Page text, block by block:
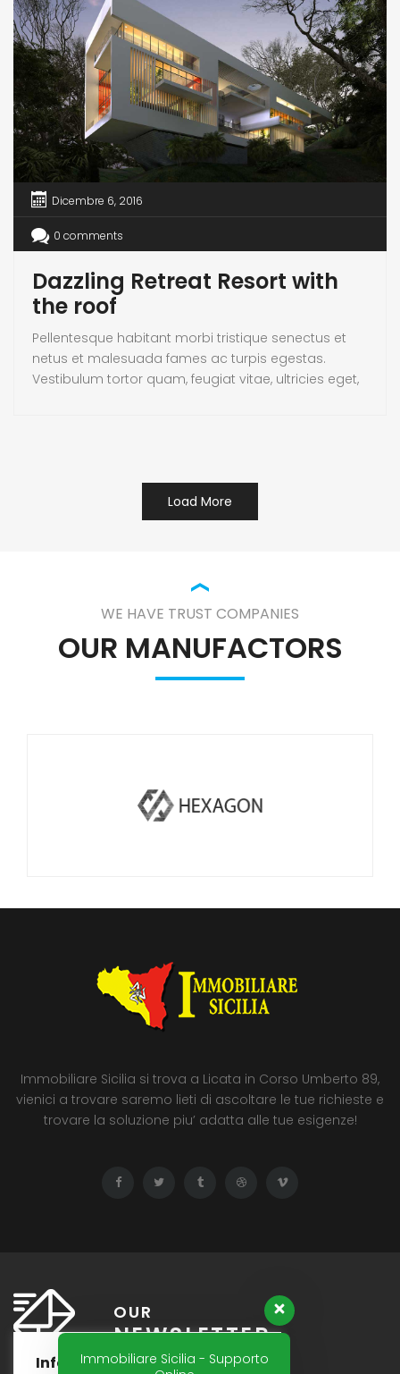
Dicembre 6, 2016
0 comments
Dazzling Retreat Resort with
the roof
Pellentesque habitant morbi tristique senectus et
netus et malesuada fames ac turpis egestas.
Vestibulum tortor quam, feugiat vitae, ultricies eget,
wisi, condimentum sed, commodo [...]
Load More
WE HAVE TRUST COMPANIES
OUR MANUFACTORS
Immobiliare Sicilia si trova a Licata in Corso Umberto 89,
vienici a trovare saremo lieti di ascoltare le tue richieste e
trovare la soluzione piu’ adatta alle tue esigenze!
OUR
NEWSLETTER
Informativa Cookies
Immobiliare Sicilia - Supporto